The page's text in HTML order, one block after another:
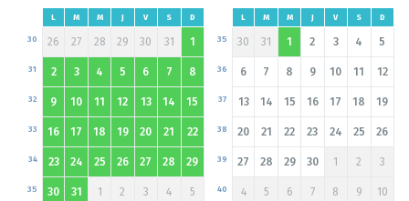
L M M J V S D
26
30 27 28 29 30 31 1
2
31 3 4 5 6 7 8
9
32 10 11 12 13 14 15
16
33 17 18 19 20 21 22
23
34 24 25 26 27 28 29
30
35 31 1 2 3 4 5
L M M J V S D
30
35 31 1 2 3 4 5
6
36 7 8 9 10 11 12
13
37 14 15 16 17 18 19
20
38 21 22 23 24 25 26
27
39 28 29 30 1 2 3
4
40 5 6 7 8 9 10